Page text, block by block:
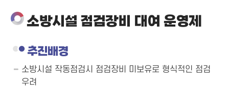
소방시설 점검장비 대여 운영제
추진배경
소방시설 작동점검시 점검장비 미보유로 형식적인 점검
우려